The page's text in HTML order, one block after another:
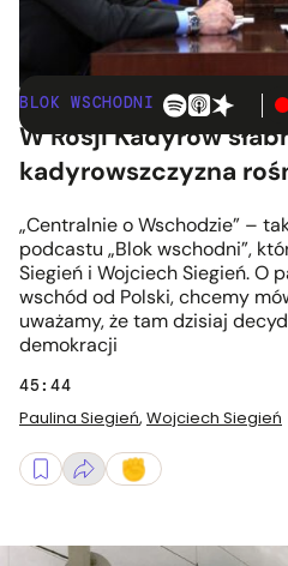
BLOK WSCHODNI | 29.04.2025
W Rosji Kadyrow
kadyrowszczyzna
„Centralnie o Wschodzie” –
podcastu „Blok wschodni”,
Siegień i Wojciech Siegień. O
wschód od Polski, chcemy
uważamy, że tam dzisiaj
demokracji
45:44
Paulina Siegień, Wojciech Siegień